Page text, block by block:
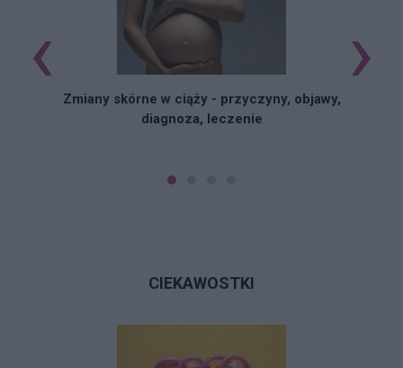
Zmiany skórne w ciąży - przyczyny, objawy,
diagnoza, leczenie
‹ ›
CIEKAWOSTKI